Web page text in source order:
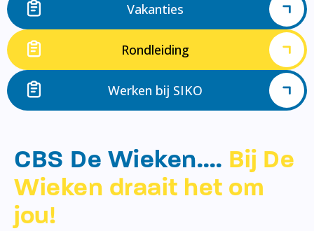
Vakanties
Rondleiding
Werken bij SIKO
CBS De Wieken…. Bij De
Wieken draait het om
jou!